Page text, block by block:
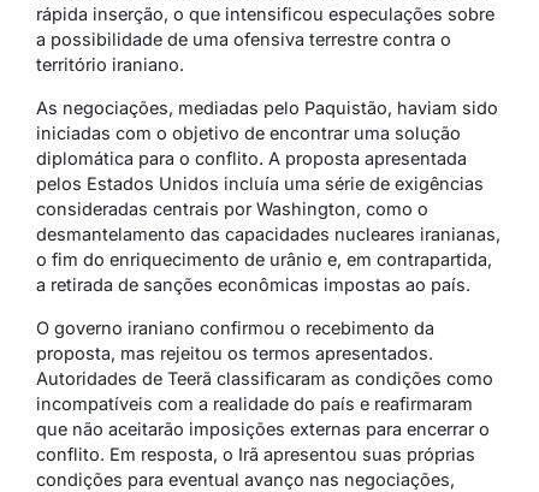
rápida inserção, o que intensificou especulações sobre
a possibilidade de uma ofensiva terrestre contra o
território iraniano.
As negociações, mediadas pelo Paquistão, haviam sido
iniciadas com o objetivo de encontrar uma solução
diplomática para o conflito. A proposta apresentada
pelos Estados Unidos incluía uma série de exigências
consideradas centrais por Washington, como o
desmantelamento das capacidades nucleares iranianas,
o fim do enriquecimento de urânio e, em contrapartida,
a retirada de sanções econômicas impostas ao país.
O governo iraniano confirmou o recebimento da
proposta, mas rejeitou os termos apresentados.
Autoridades de Teerã classificaram as condições como
incompatíveis com a realidade do país e reafirmaram
que não aceitarão imposições externas para encerrar o
conflito. Em resposta, o Irã apresentou suas próprias
condições para eventual avanço nas negociações,